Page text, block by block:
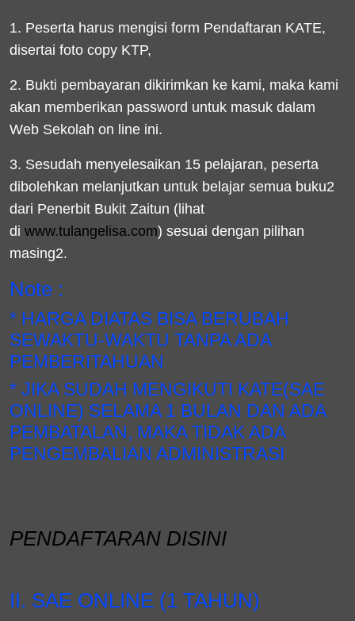
1. Peserta harus mengisi form Pendaftaran KATE,
disertai foto copy KTP,
2. Bukti pembayaran dikirimkan ke kami, maka kami
akan memberikan password untuk masuk dalam
Web Sekolah on line ini.
3. Sesudah menyelesaikan 15 pelajaran, peserta
dibolehkan melanjutkan untuk belajar semua buku2
dari Penerbit Bukit Zaitun (lihat
di www.tulangelisa.com) sesuai dengan pilihan
masing2.
Note :
* HARGA DIATAS BISA BERUBAH
SEWAKTU-WAKTU TANPA ADA
PEMBERITAHUAN
* JIKA SUDAH MENGIKUTI KATE(SAE
ONLINE) SELAMA 1 BULAN DAN ADA
PEMBATALAN, MAKA TIDAK ADA
PENGEMBALIAN ADMINISTRASI
PENDAFTARAN DISINI
II. SAE ONLINE (1 TAHUN)